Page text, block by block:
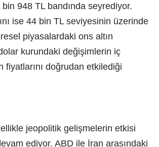
948 TL bandında seyrediyor.
ise 44 bin TL seviyesinin üzerinde
piyasalardaki ons altın
kurundaki değişimlerin iç
fiyatlarını doğrudan etkilediği
jeopolitik gelişmelerin etkisi
ediyor. ABD ile İran arasındaki